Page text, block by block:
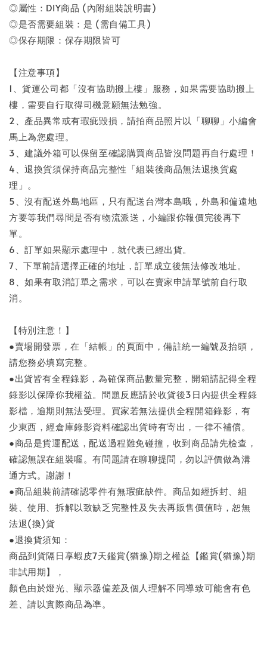
◎屬性：DIY商品 (內附組裝說明書)
◎是否需要組裝：是 (需自備工具)
◎保存期限：保存期限皆可
【注意事項】
1、貨運公司都「沒有協助搬上樓」服務，如果需要協助搬上
樓，需要自行取得司機意願無法勉強。
2、產品異常或有瑕疵毀損，請拍商品照片以「聊聊」小編會
馬上為您處理。
3、建議外箱可以保留至確認購買商品皆沒問題再自行處理！
4、退換貨須保持商品完整性「組裝後商品無法退換貨處
理」。
5、沒有配送外島地區，只有配送台灣本島哦，外島和偏遠地
方要等我們尋問是否有物流派送，小編跟你報價完後再下
單。
6、訂單如果顯示處理中，就代表已經出貨。
7、下單前請選擇正確的地址，訂單成立後無法修改地址。
8、如果有取消訂單之需求，可以在賣家申請單號前自行取
消。
【特別注意！】
●賣場開發票，在「結帳」的頁面中，備註統一編號及抬頭，
請您務必填寫完整。
●出貨皆有全程錄影，為確保商品數量完整，開箱請記得全程
錄影以保障你我權益。問題反應請於收貨後3日內提供全程錄
影檔，逾期則無法受理。買家若無法提供全程開箱錄影，有
少東西，經倉庫錄影資料確認出貨時有寄出，一律不補償。
●商品是貨運配送，配送過程難免碰撞，收到商品請先檢查，
確認無誤在組裝喔。有問題請在聊聊提問，勿以評價做為溝
通方式。謝謝！
●商品組裝前請確認零件有無瑕疵缺件。商品如經拆封、組
裝、使用、拆解以致缺乏完整性及失去再販售價值時，恕無
法退(換)貨
●退換貨須知：
商品到貨隔日享蝦皮7天鑑賞(猶豫)期之權益【鑑賞(猶豫)期
非試用期】，
顏色由於燈光、顯示器偏差及個人理解不同導致可能會有色
差、請以實際商品為凖。